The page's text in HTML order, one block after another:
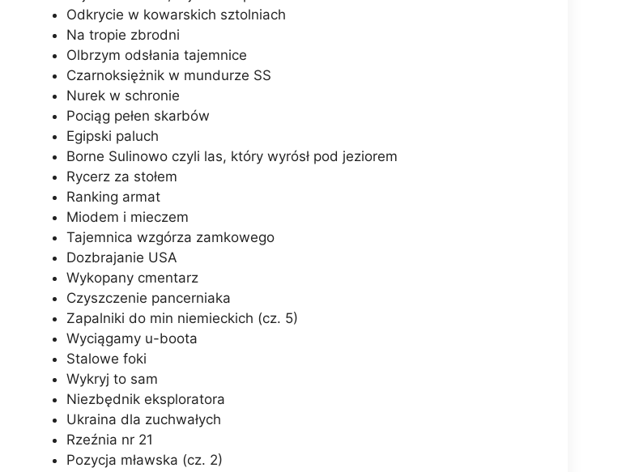
Odkrycie w kowarskich sztolniach
Na tropie zbrodni
Olbrzym odsłania tajemnice
Czarnoksiężnik w mundurze SS
Nurek w schronie
Pociąg pełen skarbów
Egipski paluch
Borne Sulinowo czyli las, który wyrósł pod jeziorem
Rycerz za stołem
Ranking armat
Miodem i mieczem
Tajemnica wzgórza zamkowego
Dozbrajanie USA
Wykopany cmentarz
Czyszczenie pancerniaka
Zapalniki do min niemieckich (cz. 5)
Wyciągamy u-boota
Stalowe foki
Wykryj to sam
Niezbędnik eksploratora
Ukraina dla zuchwałych
Rzeźnia nr 21
Pozycja mławska (cz. 2)